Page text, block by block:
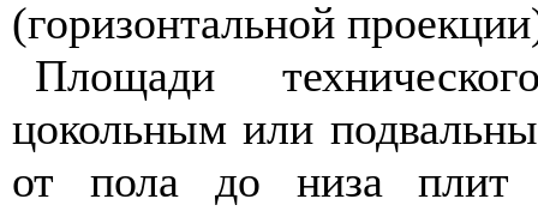
(горизонтальной
Площади
цокольным или
от пола до низа плит